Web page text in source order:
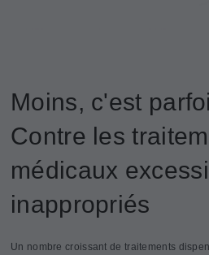
Moins, c'est
Contre les
médicaux
inappropriés
Un nombre croissant de traitements